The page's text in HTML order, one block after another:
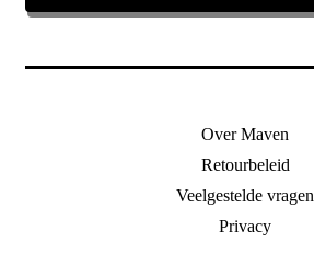
Over Maven
Retourbeleid
Veelgestelde vragen
Privacy